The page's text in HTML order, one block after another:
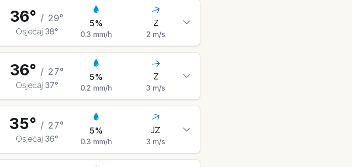
36° / 29°
Osjećaj 38°
5%
0.3 mm/h
Z
2 m/s
36° / 27°
Osjećaj 37°
5%
0.2 mm/h
Z
3 m/s
35° / 27°
Osjećaj 36°
5%
0.3 mm/h
JZ
3 m/s